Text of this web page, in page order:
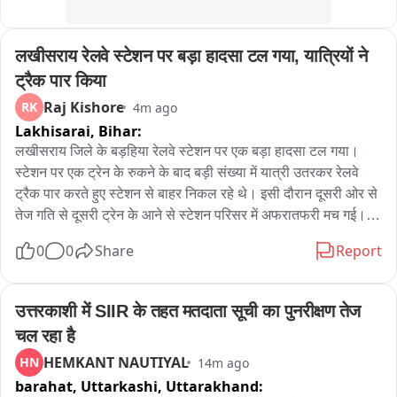
निवासी。
लखीसराय रेलवे स्टेशन पर बड़ा हादसा टल गया, यात्रियों ने
ट्रैक पार किया
RK Raj Kishore 4m ago
Lakhisarai, Bihar:
लखीसराय जिले के बड़हिया रेलवे स्टेशन पर एक बड़ा हादसा टल गया।
स्टेशन पर एक ट्रेन के रुकने के बाद बड़ी संख्या में यात्री उतरकर रेलवे
ट्रैक पार करते हुए स्टेशन से बाहर निकल रहे थे। इसी दौरान दूसरी ओर से
तेज गति से दूसरी ट्रेन के आने से स्टेशन परिसर में अफरातफरी मच गई।
भागने लगे। कई यात्रियों ने दौड़कर किसी तरह ट्रैक पार किया, जबकि कई
घटना के दौरान स्टेशन पर दहशत का माहौल बन गया। हालांकि, राहत की
बात यह रही कि इस घटना में किसी के हताहत होने کی सूचना नहीं है। अब
इसका वीडियो सोशल मीडिया पर तेजी से वायरल हो रहा है जिससे रेलवे
स्टेशन पर यात्रियों द्वारा ट्रैक पार करने की खतरनाक प्रवृत्ति और सुरक्षा
व्यवस्था पर गंभीर सवाल खड़े करती है। लखीसराय से राज किशोर मधुकर
0 0 Share Report
उत्तरकाशी में SIIR के तहत मतदाता सूची का पुनरीक्षण तेज
चल रहा है
HN HEMKANT NAUTIYAL 14m ago
barahat, Uttarkashi, Uttarakhand: